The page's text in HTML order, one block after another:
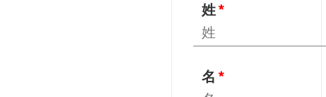
姓
名